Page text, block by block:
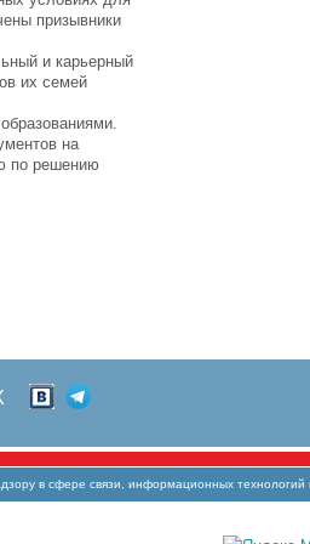
призывники
и карьерный
их семей
на
по решению
в сфере связи, информационных технологий